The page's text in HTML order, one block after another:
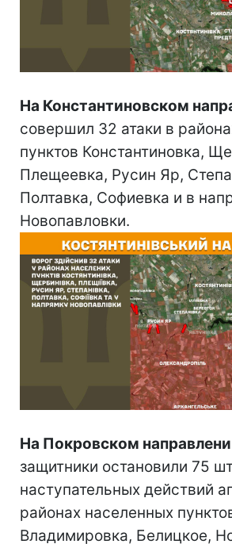
На Константиновском
совершил 32 атаки в
пунктов Константиновка,
Плещеевка, Русин Яр,
Полтавка, Софиевка и в
Новопавловки.
На Покровском
защитники остановили 75
наступательных действий
районах населенных
Владимировка, Белицкое,